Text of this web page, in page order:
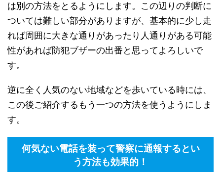
は別の方法をとるようにします。この辺りの判断に
ついては難しい部分がありますが、基本的に少し走
れば周囲に大きな通りがあったり人通りがある可能
性があれば防犯ブザーの出番と思ってよろしいで
す。
逆に全く人気のない地域などを歩いている時には、
この後ご紹介するもう一つの方法を使うようにしま
す。
何気ない電話を装って警察に通報するとい
う方法も効果的！